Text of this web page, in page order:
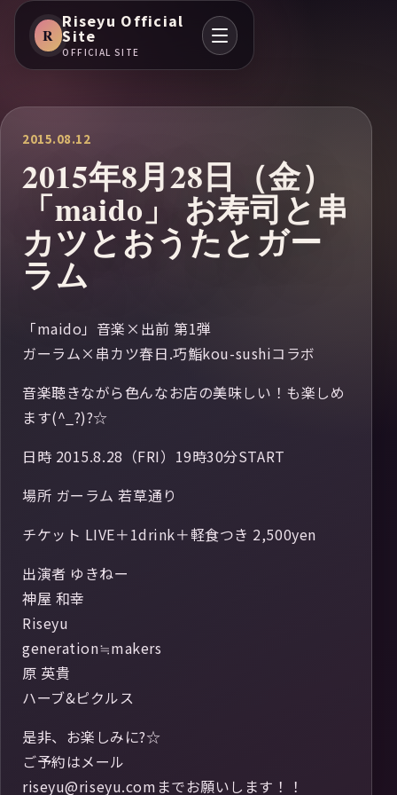
R
Riseyu Official
Site
OFFICIAL SITE
2015.08.12
2015年8月28日（金）
「maido」 お寿司と串
カツとおうたとガー
ラム
「maido」音楽×出前 第1弾
ガーラム×串カツ春日.巧鮨kou-sushiコラボ
音楽聴きながら色んなお店の美味しい！も楽しめ
ます(^_?)?☆
日時 2015.8.28（FRI）19時30分START
場所 ガーラム 若草通り
チケット LIVE＋1drink＋軽食つき 2,500yen
出演者 ゆきねー
神屋 和幸
Riseyu
generation≒makers
原 英貴
ハーブ&ピクルス
是非、お楽しみに?☆
ご予約はメール
riseyu@riseyu.comまでお願いします！！